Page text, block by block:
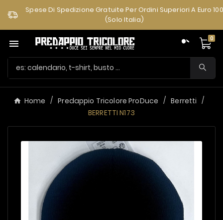
Spese Di Spedizione Gratuite Per Ordini Superiori A Euro 100
(solo Italia)
 0
Home Predappio Tricolore ProDuce
Berretti
BERRETTI N173